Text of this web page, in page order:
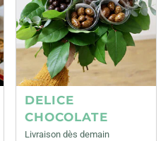
DELICE
CHOCOLATE
Livraison dès demain